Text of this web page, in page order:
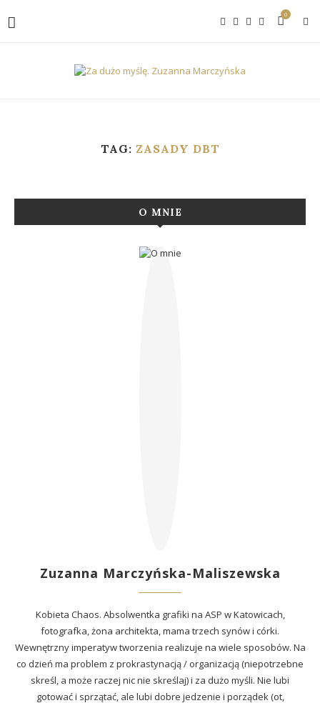
0
TAG: ZASADY DBT
O MNIE
Zuzanna Marczyńska-Maliszewska
Kobieta Chaos. Absolwentka grafiki na ASP w Katowicach,
fotografka, żona architekta, mama trzech synów i córki.
Wewnętrzny imperatyw tworzenia realizuje na wiele sposobów. Na
co dzień ma problem z prokrastynacją / organizacją (niepotrzebne
skreśl, a może raczej nic nie skreślaj) i za dużo myśli. Nie lubi
gotować i sprzątać, ale lubi dobre jedzenie i porządek (ot,